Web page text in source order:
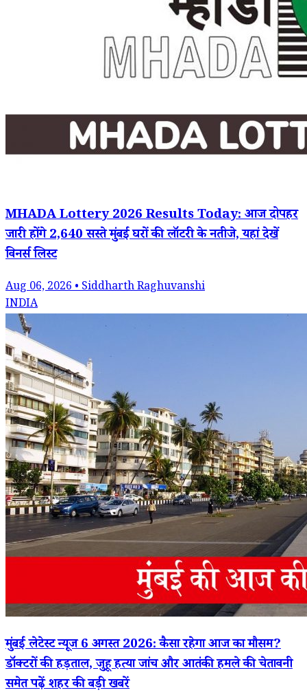
MHADA Lottery 2026 Results Today: आज दोपहर
जारी होंगे 2,640 सस्ते मुंबई घरों की लॉटरी के नतीजे, यहां देखें
विनर्स लिस्ट
Aug 06, 2026 • Siddharth Raghuvanshi
INDIA
मुंबई लेटेस्ट न्यूज 6 अगस्त 2026: कैसा रहेगा आज का मौसम?
डॉक्टरों की हड़ताल, जुहू हत्या जांच और आतंकी हमले की चेतावनी
समेत पढ़ें शहर की बड़ी खबरें